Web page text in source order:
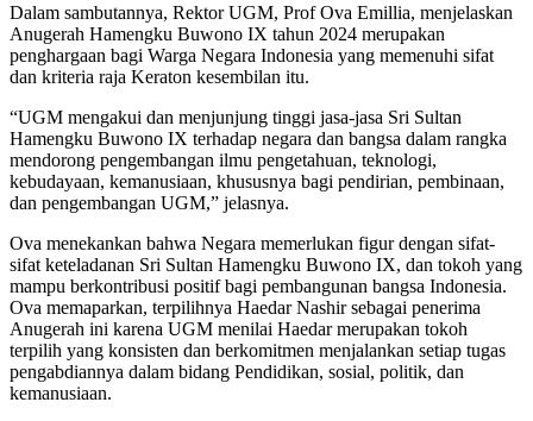
Dalam sambutannya, Rektor UGM, Prof Ova Emillia, menjelaskan
Anugerah Hamengku Buwono IX tahun 2024 merupakan
penghargaan bagi Warga Negara Indonesia yang memenuhi sifat
dan kriteria raja Keraton kesembilan itu.
“UGM mengakui dan menjunjung tinggi jasa-jasa Sri Sultan
Hamengku Buwono IX terhadap negara dan bangsa dalam rangka
mendorong pengembangan ilmu pengetahuan, teknologi,
kebudayaan, kemanusiaan, khususnya bagi pendirian, pembinaan,
dan pengembangan UGM,” jelasnya.
Ova menekankan bahwa Negara memerlukan figur dengan sifat-
sifat keteladanan Sri Sultan Hamengku Buwono IX, dan tokoh yang
mampu berkontribusi positif bagi pembangunan bangsa Indonesia.
Ova memaparkan, terpilihnya Haedar Nashir sebagai penerima
Anugerah ini karena UGM menilai Haedar merupakan tokoh
terpilih yang konsisten dan berkomitmen menjalankan setiap tugas
pengabdiannya dalam bidang Pendidikan, sosial, politik, dan
kemanusiaan.